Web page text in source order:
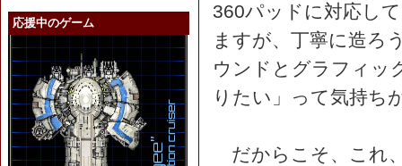
360パッドに対応し
ますが、丁寧に造ろ
ウンドとグラフィッ
りたい」って気持ち
だからこそ、これ
応援中のゲーム